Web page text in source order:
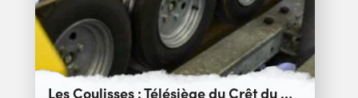
Les Coulisses : Télésiège du Crêt du Merle